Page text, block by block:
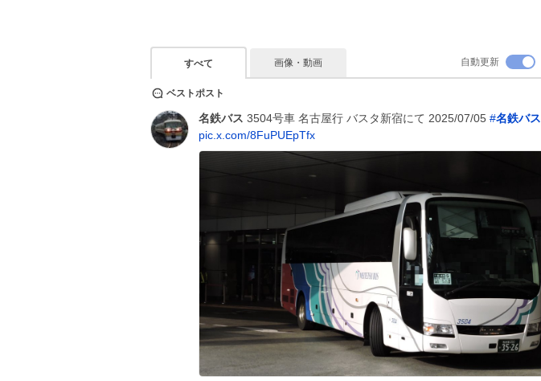
す
すべて 画像・動画 自動更新
ベストポスト
名鉄バス 3504号車 名古屋行 バスタ新宿にて 2025/07/05 #名鉄バス
pic.x.com/8FuPUEpTfx